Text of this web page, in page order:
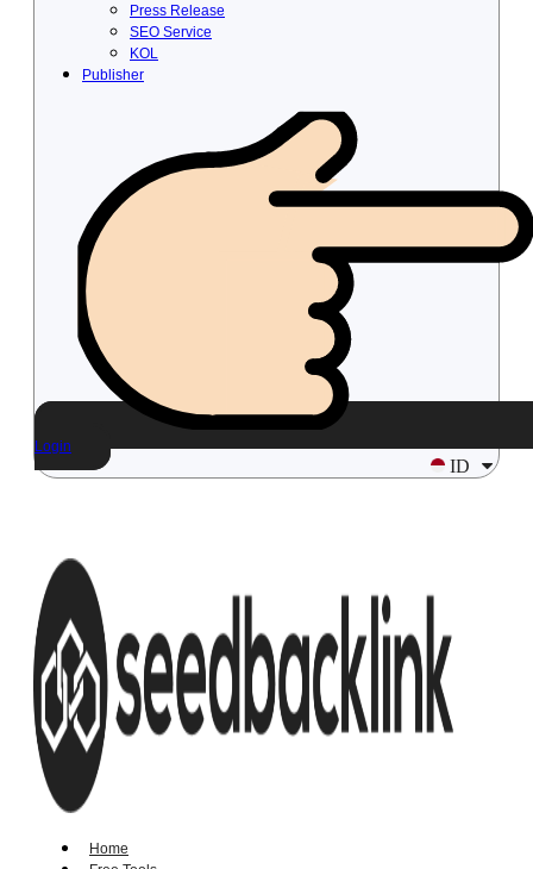
Press Release
SEO Service
KOL
Publisher
Login
ID
Home